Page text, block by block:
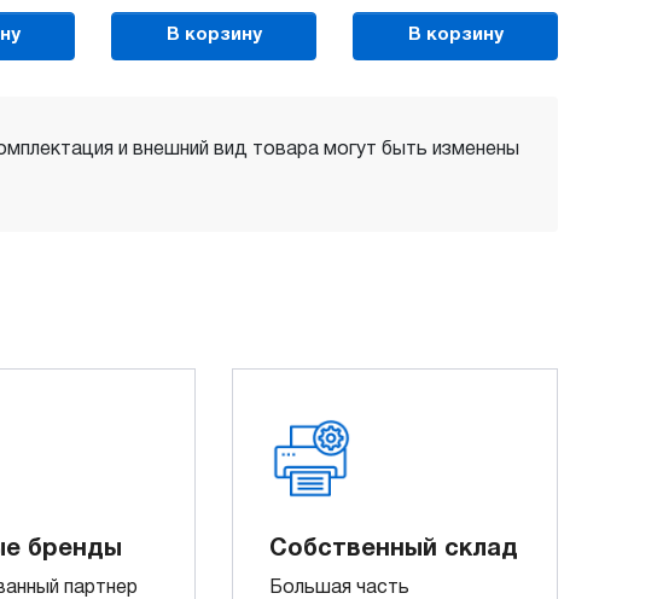
В корзину В корзину
и внешний вид товара могут быть изменены
бренды
партнер
Собственный склад
Большая часть